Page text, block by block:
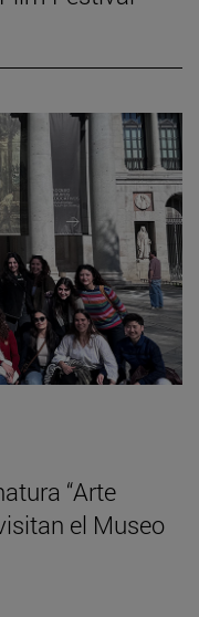
“Arte
el Museo